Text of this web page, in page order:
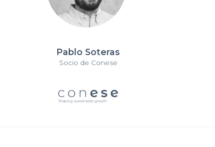
Pablo Soteras
Socio de Conese